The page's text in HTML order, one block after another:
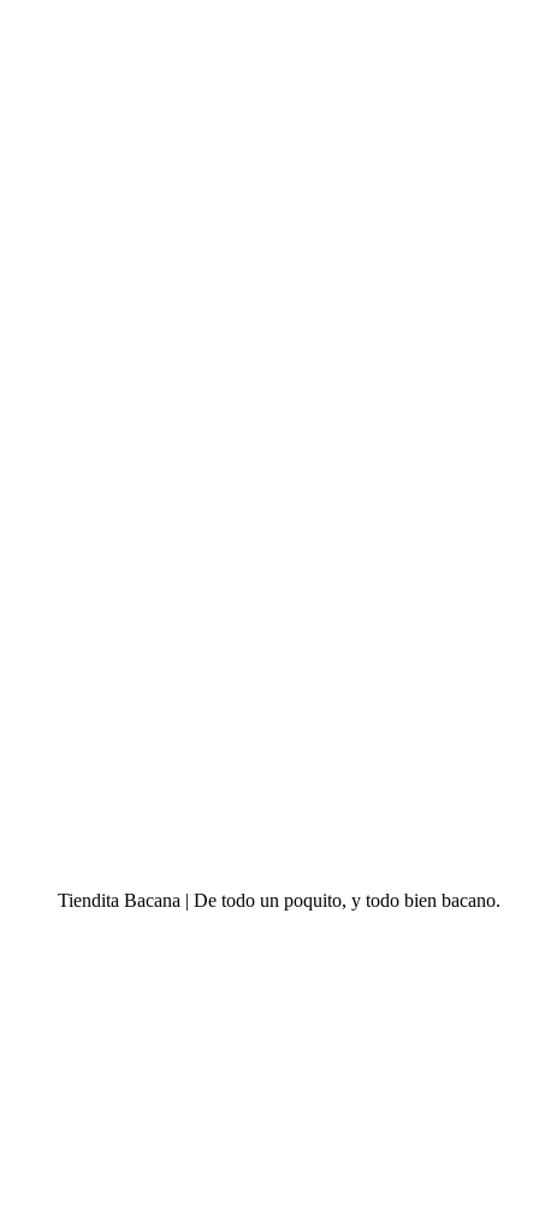
Tiendita Bacana | De todo un poquito, y todo bien bacano.